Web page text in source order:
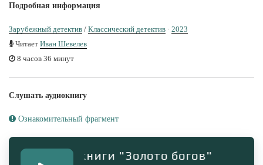
Подробная информация
Зарубежный детектив / Классический детектив · 2023
Читает Иван Шевелев
8 часов 36 минут
Слушать аудиокнигу
Ознакомительный фрагмент
аудиокниги "Золото богов"